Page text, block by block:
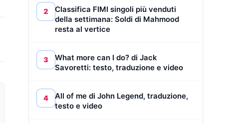
2
Classifica FIMI singoli più venduti
della settimana: Soldi di Mahmood
resta al vertice
3
What more can I do? di Jack
Savoretti: testo, traduzione e video
4
All of me di John Legend, traduzione,
testo e video